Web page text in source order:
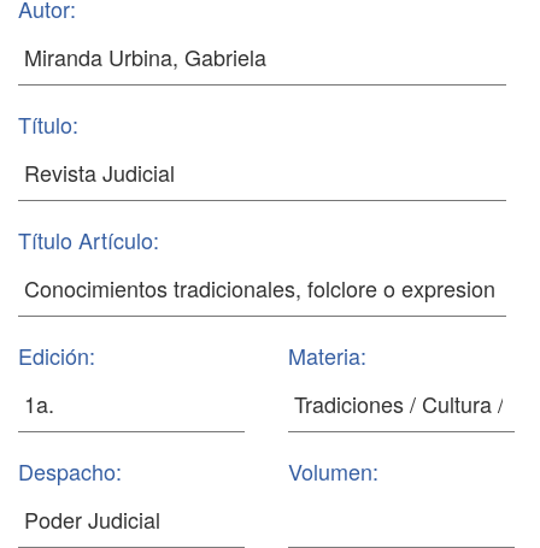
Autor:
Título:
Título Artículo:
Edición: Materia:
Despacho: Volumen: